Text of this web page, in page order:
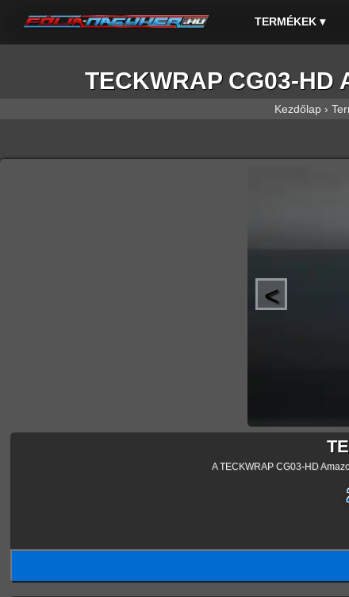
TERMÉKEK ▾
TECKWRAP CG03-
Kezdőlap ›
<
A TECKWRAP CG03-HD